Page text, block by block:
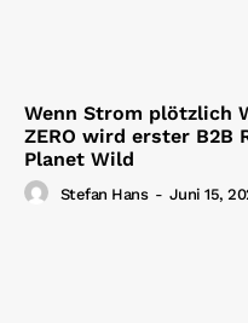
Wenn Strom plötzlich
ZERO wird erster B2B
Planet Wild
Stefan Hans - Juni 15,